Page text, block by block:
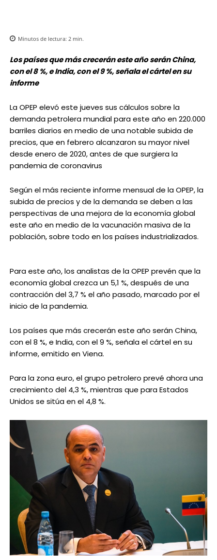
Minutos de lectura: 2 min.
Los países que más crecerán este año serán China,
con el 8 %, e India, con el 9 %, señala el cártel en su
informe
La OPEP elevó este jueves sus cálculos sobre la
demanda petrolera mundial para este año en 220.000
barriles diarios en medio de una notable subida de
precios, que en febrero alcanzaron su mayor nivel
desde enero de 2020, antes de que surgiera la
pandemia de coronavirus
Según el más reciente informe mensual de la OPEP, la
subida de precios y de la demanda se deben a las
perspectivas de una mejora de la economía global
este año en medio de la vacunación masiva de la
población, sobre todo en los países industrializados.
Para este año, los analistas de la OPEP prevén que la
economía global crezca un 5,1 %, después de una
contracción del 3,7 % el año pasado, marcado por el
inicio de la pandemia.
Los países que más crecerán este año serán China,
con el 8 %, e India, con el 9 %, señala el cártel en su
informe, emitido en Viena.
Para la zona euro, el grupo petrolero prevé ahora una
crecimiento del 4,3 %, mientras que para Estados
Unidos se sitúa en el 4,8 %.